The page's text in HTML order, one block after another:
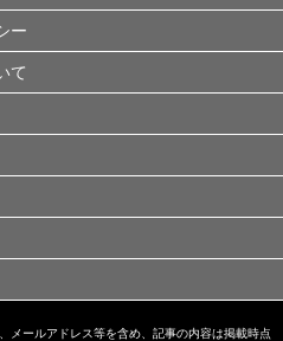
ー
て
メールアドレス等を含め、記事の内容は掲載時点